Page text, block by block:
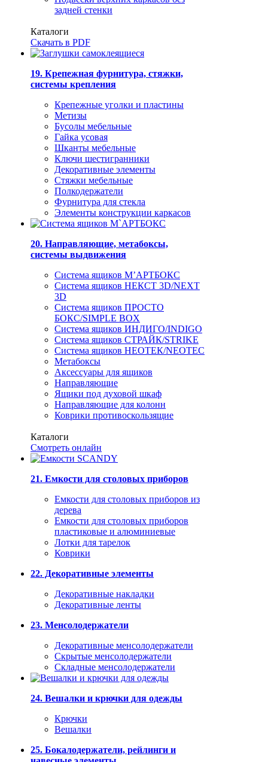
задней стенки
Каталоги
Скачать в PDF
19. Крепежная фурнитура, стяжки,
системы крепления
Крепежные уголки и пластины
Метизы
Бусолы мебельные
Гайка усовая
Шканты мебельные
Ключи шестигранники
Декоративные элементы
Стяжки мебельные
Полкодержатели
Фурнитура для стекла
Элементы конструкции каркасов
20. Направляющие, метабоксы,
системы выдвижения
Система ящиков М’АРТБОКС
Система ящиков НЕКСТ 3D/NEXT
3D
Система ящиков ПРОСТО
БОКС/SIMPLE BOX
Система ящиков ИНДИГО/INDIGO
Система ящиков СТРАЙК/STRIKE
Система ящиков НЕОТЕК/NEOTEC
Метабоксы
Аксессуары для ящиков
Направляющие
Ящики под духовой шкаф
Направляющие для колонн
Коврики противоскользящие
Каталоги
Смотреть онлайн
21. Емкости для столовых приборов
Емкости для столовых приборов из
дерева
Емкости для столовых приборов
пластиковые и алюминиевые
Лотки для тарелок
Коврики
22. Декоративные элементы
Декоративные накладки
Декоративные ленты
23. Менсолодержатели
Декоративные менсолодержатели
Скрытые менсолодержатели
Складные менсолодержатели
24. Вешалки и крючки для одежды
Крючки
Вешалки
25. Бокалодержатели, рейлинги и